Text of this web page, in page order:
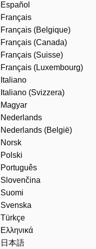
Español
Français
Français (Belgique)
Français (Canada)
Français (Suisse)
Français (Luxembourg)
Italiano
Italiano (Svizzera)
Magyar
Nederlands
Nederlands (België)
Norsk
Polski
Português
Slovenčina
Suomi
Svenska
Türkçe
Ελληνικά
日本語